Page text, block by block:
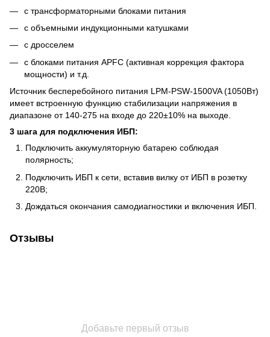
с трансформаторными блоками питания
с объемными индукционными катушками
с дросселем
с блоками питания APFC (активная коррекция фактора
мощности) и т.д.
Источник бесперебойного питания LPM-PSW-1500VA (1050Вт)
имеет встроенную функцию стабилизации напряжения в
диапазоне от 140-275 на входе до 220±10% на выходе.
3 шага для подключения ИБП:
Подключить аккумуляторную батарею соблюдая
полярность;
Подключить ИБП к сети, вставив вилку от ИБП в розетку
220В;
Дождаться окончания самодиагностики и включения ИБП.
Отзывы
Добавьте первый отзыв